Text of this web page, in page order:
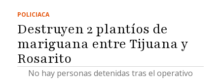
POLICIACA
Destruyen 2 plantíos de
mariguana entre Tijuana y
Rosarito
No hay personas detenidas tras el operativo